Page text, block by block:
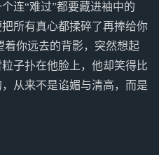
连“难过”都要藏进袖中的
所有真心都揉碎了再捧给你
着你远去的背影，突然想起
子扑在他脸上，他却笑得比
从来不是谄媚与清高，而是